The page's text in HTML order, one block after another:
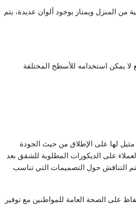
المنزل ويمتاز بوجود ألوان عديدة، يتم
لا يمكن استخدامه للأسطح المختلفة
لها على الإطلاق من حيث الجودة
على الديكورات المطلوبة للشقق بعد
التناقش حول التصميمات التي تناسب
على الصحة العامة للمواطنين مع توفير